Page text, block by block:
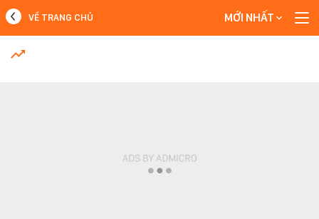
MỚI NHẤT
VỀ TRANG CHỦ MỚI NHẤT